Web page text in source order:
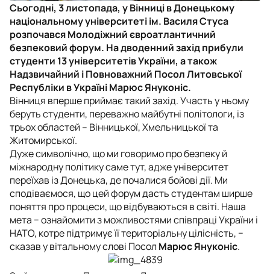
Сьогодні, 3 листопада, у Вінниці в Донецькому
національному університеті ім. Василя Стуса
розпочався Молодіжний євроатлантичний
безпековий форум. На дводенний захід прибули
студенти 13 університетів України, а також
Надзвичайний і Повноважний Посол Литовської
Республіки в Україні Марюс Януконіс.
Вінниця вперше приймає такий захід. Участь у ньому
беруть студенти, переважно майбутні політологи, із
трьох областей – Вінницької, Хмельницької та
Житомирської.
Дуже символічно, що ми говоримо про безпеку й
міжнародну політику саме тут, адже університет
переїхав із Донецька, де почалися бойові дії. Ми
сподіваємося, що цей форум дасть студентам ширше
поняття про процеси, що відбуваються в світі. Наша
мета − ознайомити з можливостями співпраці України і
НАТО, котре підтримує її територіальну цілісність, −
сказав у вітальному слові Посол Марюс Януконіс.